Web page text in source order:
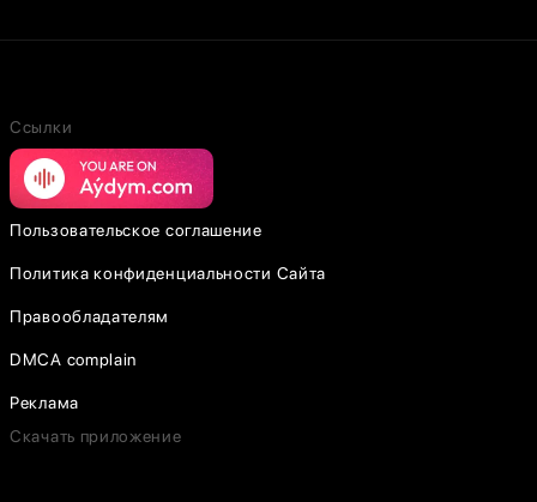
Ссылки
Пользовательское соглашение
Политика конфиденциальности Сайта
Правообладателям
DMCA complain
Реклама
Скачать приложение